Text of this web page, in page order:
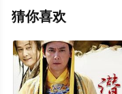
免费观看高清未删减
台了解。
猜你喜欢